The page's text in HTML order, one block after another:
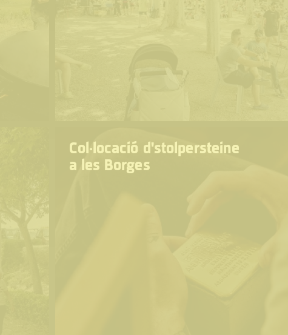
Col·locació d'stolpersteine
a les Borges